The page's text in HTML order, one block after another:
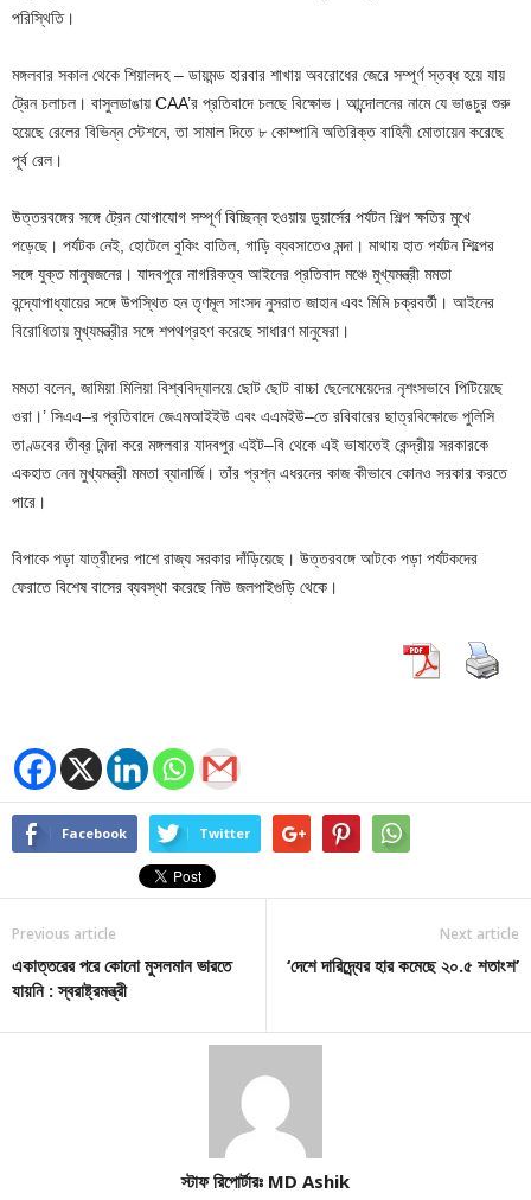
পরিস্থিতি।
মঙ্গলবার সকাল থেকে শিয়ালদহ – ডায়মন্ড হারবার শাখায় অবরোধের জেরে সম্পূর্ণ স্তব্ধ হয়ে যায়
ট্রেন চলাচল। বাসুলডাঙায় CAA’র প্রতিবাদে চলছে বিক্ষোভ। আন্দোলনের নামে যে ভাঙচুর শুরু
হয়েছে রেলের বিভিন্ন স্টেশনে, তা সামাল দিতে ৮ কোম্পানি অতিরিক্ত বাহিনী মোতায়েন করেছে
পূর্ব রেল।
উত্তরবঙ্গের সঙ্গে ট্রেন যোগাযোগ সম্পূর্ণ বিচ্ছিন্ন হওয়ায় ডুয়ার্সের পর্যটন শিল্প ক্ষতির মুখে
পড়েছে। পর্যটক নেই, হোটেলে বুকিং বাতিল, গাড়ি ব্যবসাতেও মন্দা। মাথায় হাত পর্যটন শিল্পের
সঙ্গে যুক্ত মানুষজনের। যাদবপুরে নাগরিকত্ব আইনের প্রতিবাদ মঞ্চে মুখ্যমন্ত্রী মমতা
বন্দ্যোপাধ্যায়ের সঙ্গে উপস্থিত হন তৃণমূল সাংসদ নুসরাত জাহান এবং মিমি চক্রবর্তী। আইনের
বিরোধিতায় মুখ্যমন্ত্রীর সঙ্গে শপথগ্রহণ করেছে সাধারণ মানুষেরা।
মমতা বলেন, জামিয়া মিলিয়া বিশ্ববিদ্যালয়ে ছোট ছোট বাচ্চা ছেলেমেয়েদের নৃশংসভাবে পিটিয়েছে
ওরা।’ সিএএ–র প্রতিবাদে জেএমআইইউ এবং এএমইউ–তে রবিবারের ছাত্রবিক্ষোভে পুলিসি
তাণ্ডবের তীব্র নিন্দা করে মঙ্গলবার যাদবপুর এইট–বি থেকে এই ভাষাতেই কেন্দ্রীয় সরকারকে
একহাত নেন মুখ্যমন্ত্রী মমতা ব্যানার্জি। তাঁর প্রশ্ন এধরনের কাজ কীভাবে কোনও সরকার করতে
পারে।
বিপাকে পড়া যাত্রীদের পাশে রাজ্য সরকার দাঁড়িয়েছে। উত্তরবঙ্গে আটকে পড়া পর্যটকদের
ফেরাতে বিশেষ বাসের ব্যবস্থা করেছে নিউ জলপাইগুড়ি থেকে।
Facebook Twitter
Previous article
একাত্তরের পরে কোনো মুসলমান ভারতে
যায়নি : স্বরাষ্ট্রমন্ত্রী
Next article
‘দেশে দারিদ্র্যের হার কমেছে ২০.৫ শতাংশ’
স্টাফ রিপোর্টারঃ MD Ashik